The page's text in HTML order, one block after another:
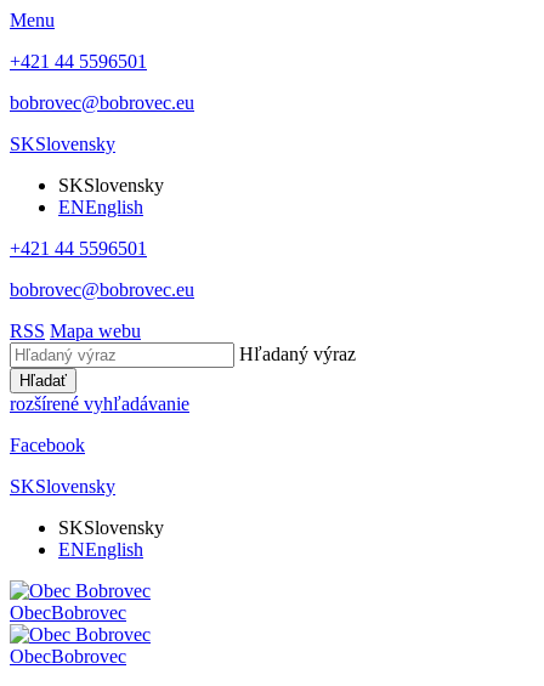
Menu
+421 44 5596501
bobrovec@bobrovec.eu
SKSlovensky
SKSlovensky
ENEnglish
+421 44 5596501
bobrovec@bobrovec.eu
RSS Mapa webu
Hľadaný výraz
Hľadať
rozšírené vyhľadávanie
Facebook
SKSlovensky
SKSlovensky
ENEnglish
ObecBobrovec
ObecBobrovec